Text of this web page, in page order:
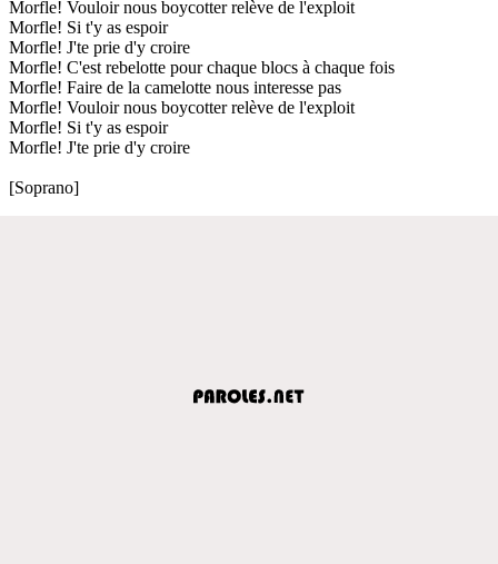
Morfle! Vouloir nous boycotter relève de l'exploit
Morfle! Si t'y as espoir
Morfle! J'te prie d'y croire
Morfle! C'est rebelotte pour chaque blocs à chaque fois
Morfle! Faire de la camelotte nous interesse pas
Morfle! Vouloir nous boycotter relève de l'exploit
Morfle! Si t'y as espoir
Morfle! J'te prie d'y croire
[Soprano]